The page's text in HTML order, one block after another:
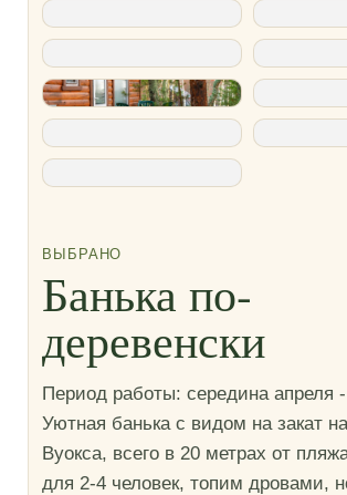
ВЫБРАНО
Банька по-
деревенски
Период работы: середина апреля
Уютная банька с видом на закат
Вуокса, всего в 20 метрах от
для 2-4 человек, топим дровами,